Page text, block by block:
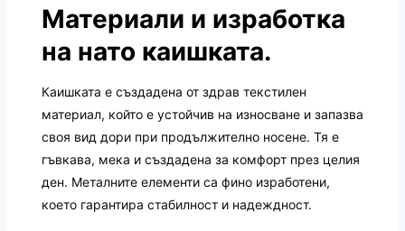
Материали и изработка
на нато каишката.
Каишката е създадена от здрав текстилен
материал, който е устойчив на износване и запазва
своя вид дори при продължително носене. Тя е
гъвкава, мека и създадена за комфорт през целия
ден. Металните елементи са фино изработени,
което гарантира стабилност и надеждност.